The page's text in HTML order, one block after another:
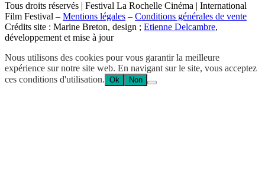
Tous droits réservés | Festival La Rochelle Cinéma | International
Film Festival – Mentions légales – Conditions générales de vente
Crédits site : Marine Breton, design ; Etienne Delcambre,
développement et mise à jour
Nous utilisons des cookies pour vous garantir la meilleure
expérience sur notre site web. En navigant sur le site, vous acceptez
ces conditions d'utilisation. Ok Non